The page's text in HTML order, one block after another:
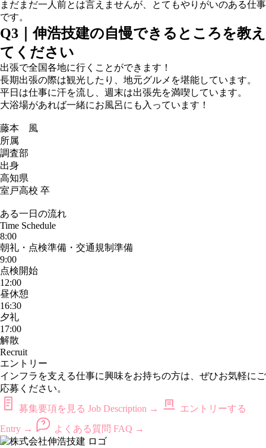
まだまだ一人前とは言えませんが、とてもやりがいのある仕事
です。
Q3｜伸浩技建の自慢できるところを教え
てください
出張で全国各地に行くことができます！
長期出張の際は観光したり、地元グルメを堪能しています。
平日は仕事に汗を流し、週末は出張先を満喫しています。
大浴場があれば一緒にお風呂にも入っています！
藤本 風
所属
調査部
出身
高知県
室戸高校 卒
ある一日の流れ
Time Schedule
8:00
朝礼・点検準備・交通規制準備
9:00
点検開始
12:00
昼休憩
16:30
夕礼
17:00
解散
Recruit
エントリー
インフラを支える仕事に興味をお持ちの方は、ぜひお気軽にご
応募ください。
募集要項を見る Job Description →
エントリーする
Entry → よくある質問 FAQ →